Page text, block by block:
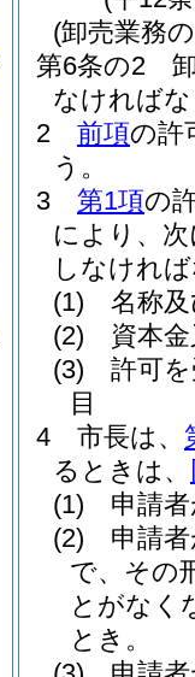
(卸売業務
第6条の2
なければ
2
前項の許
う。
3
第1項の
により、
しなけれ
(1)
名称
(2)
資本
(3)
許可
目
4
市長は、
るときは、
(1)
申請
(2)
申請
で、その
とがなく
とき。